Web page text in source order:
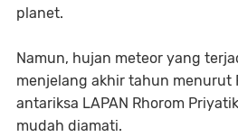
planet.
Namun, hujan meteor yang
menjelang akhir tahun menurut
antariksa LAPAN Rhorom
mudah diamati.